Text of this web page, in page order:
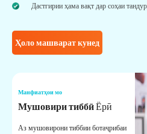
Дастгирии ҳама вақт дар соҳаи
Ҳоло машварат кунед
Манфиатҳои мо
Мушовири тиббӣЁрӣ
Аз мушовирони тиббии ботаҷрибаи